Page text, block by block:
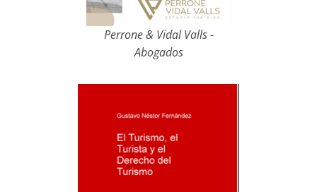
Perrone & Vidal Valls -
Abogados